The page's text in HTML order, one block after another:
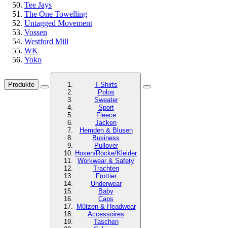
Tee Jays
The One Towelling
Untagged Movement
Vossen
Westford Mill
WK
Yoko
Produkte
T-Shirts
Polos
Sweater
Sport
Fleece
Jacken
Hemden & Blusen
Business
Pullover
Hosen/Röcke/Kleider
Workwear & Safety
Trachten
Frottier
Underwear
Baby
Caps
Mützen & Headwear
Accessoires
Taschen